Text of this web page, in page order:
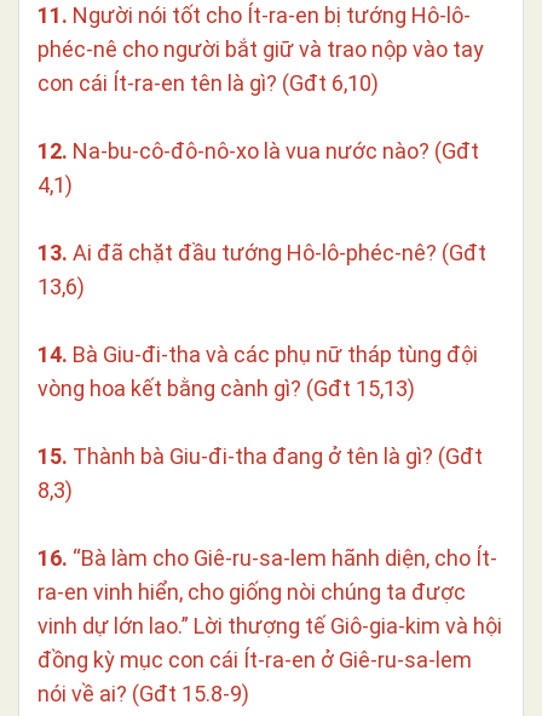
11. Người nói tốt cho Ít-ra-en bị tướng Hô-lô-
phéc-nê cho người bắt giữ và trao nộp vào tay
con cái Ít-ra-en tên là gì? (Gđt 6,10)
12. Na-bu-cô-đô-nô-xo là vua nước nào? (Gđt
4,1)
13. Ai đã chặt đầu tướng Hô-lô-phéc-nê? (Gđt
13,6)
14. Bà Giu-đi-tha và các phụ nữ tháp tùng đội
vòng hoa kết bằng cành gì? (Gđt 15,13)
15. Thành bà Giu-đi-tha đang ở tên là gì? (Gđt
8,3)
16. “Bà làm cho Giê-ru-sa-lem hãnh diện, cho Ít-
ra-en vinh hiển, cho giống nòi chúng ta được
vinh dự lớn lao.” Lời thượng tế Giô-gia-kim và hội
đồng kỳ mục con cái Ít-ra-en ở Giê-ru-sa-lem
nói về ai? (Gđt 15.8-9)